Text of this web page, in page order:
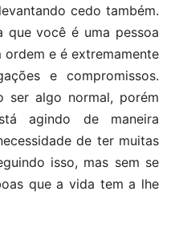
cedo também.
que você é uma pessoa
e é extremamente
e compromissos.
ser algo normal, porém
agindo de maneira
de ter muitas
isso, mas sem se
que a vida tem a lhe